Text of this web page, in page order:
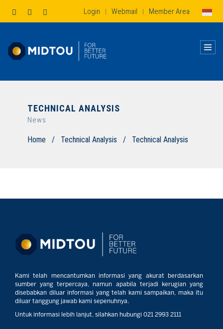
Login | Webmail | Member Area
TECHNICAL ANALYSIS
News
Home / Technical Analysis / Technical Analysis
Kami telah mencantumkan informasi yang akurat berdasarkan
sumber yang terpercaya, namun apabila terjadi kerugian yang
disebabkan diluar informasi yang telah kami sampaikan, maka itu
diluar tanggung jawab kami sepenuhnya.
Untuk informasi lebih lanjut, silahkan hubungi 021 2993 2111